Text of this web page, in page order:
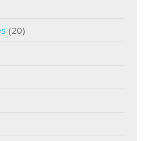
(20)